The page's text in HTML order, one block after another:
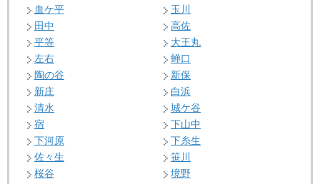
血ケ平
玉川
田中
高佐
平等
大王丸
左右
蝉口
陶の谷
新保
新庄
白浜
清水
城ケ谷
宿
下山中
下河原
下糸生
佐々生
笹川
桜谷
境野